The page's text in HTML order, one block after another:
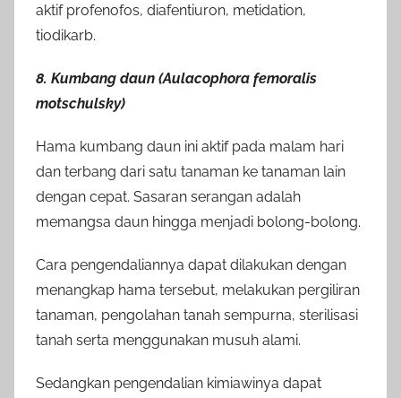
aktif profenofos, diafentiuron, metidation,
tiodikarb.
8. Kumbang daun (Aulacophora femoralis
motschulsky)
Hama kumbang daun ini aktif pada malam hari
dan terbang dari satu tanaman ke tanaman lain
dengan cepat. Sasaran serangan adalah
memangsa daun hingga menjadi bolong-bolong.
Cara pengendaliannya dapat dilakukan dengan
menangkap hama tersebut, melakukan pergiliran
tanaman, pengolahan tanah sempurna, sterilisasi
tanah serta menggunakan musuh alami.
Sedangkan pengendalian kimiawinya dapat